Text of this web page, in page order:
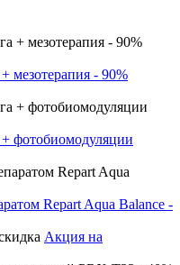
мезотерапия - 90%
фотобиомодуляции
Repart Aqua Balance -
Акция на